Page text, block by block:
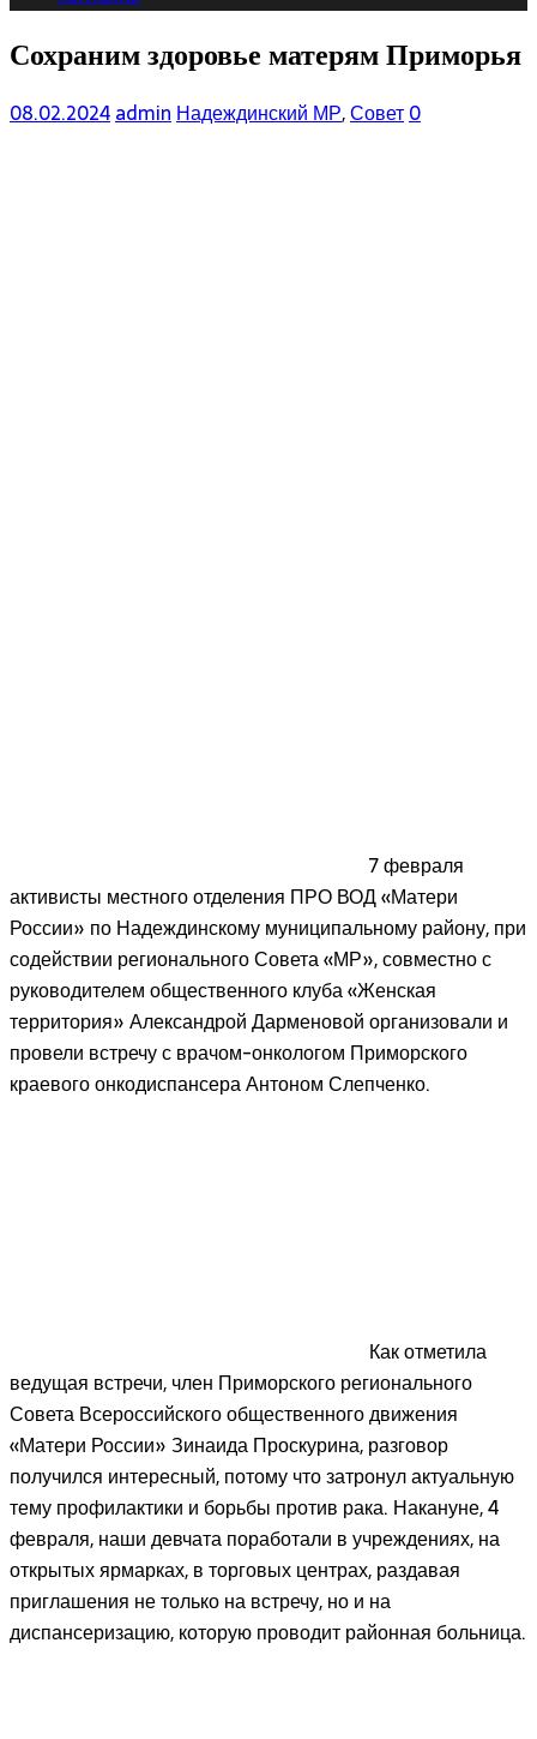
Сохраним здоровье матерям Приморья
08.02.2024adminНадеждинский МР,Совет0
7 февраля
активисты местного отделения ПРО ВОД «Матери
России» по Надеждинскому муниципальному району, при
содействии регионального Совета «МР», совместно с
руководителем общественного клуба «Женская
территория» Александрой Дарменовой организовали и
провели встречу с врачом-онкологом Приморского
краевого онкодиспансера Антоном Слепченко.
Как отметила
ведущая встречи, член Приморского регионального
Совета Всероссийского общественного движения
«Матери России» Зинаида Проскурина, разговор
получился интересный, потому что затронул актуальную
тему профилактики и борьбы против рака. Накануне, 4
февраля, наши девчата поработали в учреждениях, на
открытых ярмарках, в торговых центрах, раздавая
приглашения не только на встречу, но и на
диспансеризацию, которую проводит районная больница.